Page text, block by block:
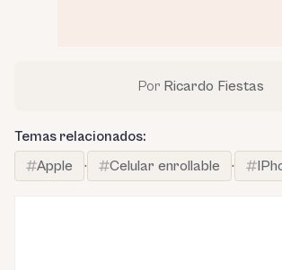
Por Ricardo Fiestas
Temas relacionados:
Apple
· Celular enrollable ·